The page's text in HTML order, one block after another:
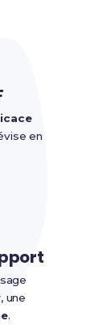
en
, une
.